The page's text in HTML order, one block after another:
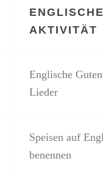
ENGLISCHE
AKTIVITÄT
Englische
Lieder
Speisen auf
benennen